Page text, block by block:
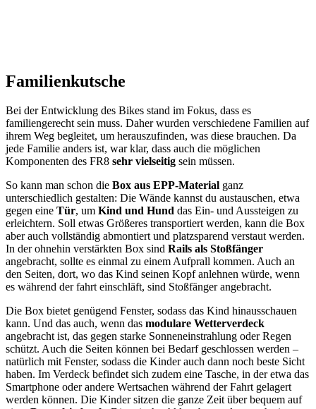
Familienkutsche
Bei der Entwicklung des Bikes stand im Fokus, dass es
familiengerecht sein muss. Daher wurden verschiedene Familien auf
ihrem Weg begleitet, um herauszufinden, was diese brauchen. Da
jede Familie anders ist, war klar, dass auch die möglichen
Komponenten des FR8 sehr vielseitig sein müssen.
So kann man schon die Box aus EPP-Material ganz
unterschiedlich gestalten: Die Wände kannst du austauschen, etwa
gegen eine Tür, um Kind und Hund das Ein- und Aussteigen zu
erleichtern. Soll etwas Größeres transportiert werden, kann die Box
aber auch vollständig abmontiert und platzsparend verstaut werden.
In der ohnehin verstärkten Box sind Rails als Stoßfänger
angebracht, sollte es einmal zu einem Aufprall kommen. Auch an
den Seiten, dort, wo das Kind seinen Kopf anlehnen würde, wenn
es während der fahrt einschläft, sind Stoßfänger angebracht.
Die Box bietet genügend Fenster, sodass das Kind hinausschauen
kann. Und das auch, wenn das modulare Wetterverdeck
angebracht ist, das gegen starke Sonneneinstrahlung oder Regen
schützt. Auch die Seiten können bei Bedarf geschlossen werden –
natürlich mit Fenster, sodass die Kinder auch dann noch beste Sicht
haben. Im Verdeck befindet sich zudem eine Tasche, in der etwa das
Smartphone oder andere Wertsachen während der Fahrt gelagert
werden können. Die Kinder sitzen die ganze Zeit über bequem auf